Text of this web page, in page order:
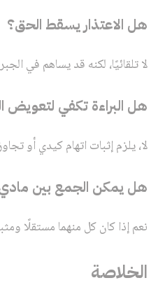
هل الاعتذار يسقط الحق؟
لا تلقائيًا، لكنه قد يساهم في
هل البراءة تكفي لتعويض
لا، يلزم إثبات اتهام كيدي أو
هل يمكن الجمع بين
نعم إذا كان كل منهما مستقلًا
الخلاصة